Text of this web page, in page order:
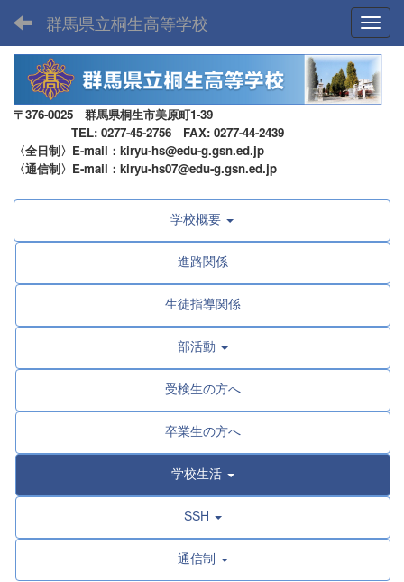
群馬県立桐生高等学校
〒376-0025 群馬県桐生市美原町1-39
TEL: 0277-45-2756 FAX: 0277-44-2439
〈全日制〉E-mail：kiryu-hs@edu-g.gsn.ed.jp
〈通信制〉E-mail：kiryu-hs07@edu-g.gsn.ed.jp
学校概要
進路関係
生徒指導関係
部活動
受検生の方へ
卒業生の方へ
学校生活
SSH
通信制